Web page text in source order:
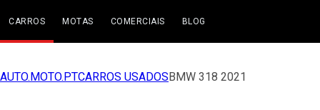
CARROS MOTAS COMERCIAIS BLOG
AUTO.MOTO.PTCARROS USADOSBMW 318 2021